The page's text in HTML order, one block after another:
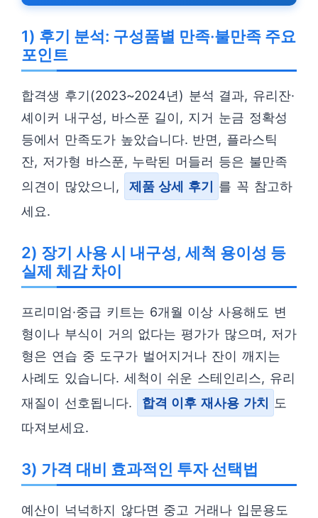
1) 후기 분석: 구성품별 만족·불만족 주요
포인트
합격생 후기(2023~2024년) 분석 결과, 유리잔·
셰이커 내구성, 바스푼 길이, 지거 눈금 정확성
등에서 만족도가 높았습니다. 반면, 플라스틱
잔, 저가형 바스푼, 누락된 머들러 등은 불만족
의견이 많았으니,
제품 상세 후기
를 꼭 참고하
세요.
2) 장기 사용 시 내구성, 세척 용이성 등
실제 체감 차이
프리미엄·중급 키트는 6개월 이상 사용해도 변
형이나 부식이 거의 없다는 평가가 많으며, 저가
형은 연습 중 도구가 벌어지거나 잔이 깨지는
사례도 있습니다. 세척이 쉬운 스테인리스, 유리
재질이 선호됩니다.
합격 이후 재사용 가치
도
따져보세요.
3) 가격 대비 효과적인 투자 선택법
예산이 넉넉하지 않다면 중고 거래나 입문용도